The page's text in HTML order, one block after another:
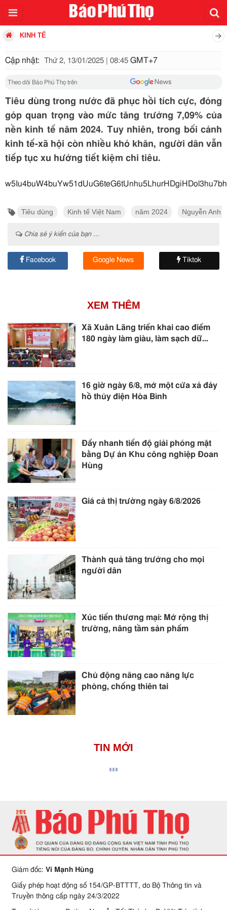
KINH TẾ
Cập nhật: Thứ 2, 13/01/2025 | 08:45 GMT+7
Theo dõi Báo Phú Thọ trên
Tiêu dùng trong nước đã phục hồi tích cực, đóng
góp quan trọng vào mức tăng trưởng 7,09% của
nền kinh tế năm 2024. Tuy nhiên, trong bối cảnh
kinh tế-xã hội còn nhiều khó khăn, người dân vẫn
tiếp tục xu hướng tiết kiệm chi tiêu.
Tiêu dùng Kinh tế Việt Nam năm 2024 Nguyễn Anh
Chia sẻ ý kiến của bạn ...
Facebook Google News Tiktok
XEM THÊM
Xã Xuân Lãng triển khai cao điểm
180 ngày làm giàu, làm sạch dữ...
16 giờ ngày 6/8, mở một cửa xả đáy
hồ thủy điện Hòa Bình
Đẩy nhanh tiến độ giải phóng mặt
bằng Dự án Khu công nghiệp Đoan
Hùng
Giá cả thị trường ngày 6/8/2026
Thành quả tăng trưởng cho mọi
người dân
Xúc tiến thương mại: Mở rộng thị
trường, nâng tầm sản phẩm
Chủ động nâng cao năng lực
phòng, chống thiên tai
TIN MỚI
Giám đốc: Vi Mạnh Hùng
Giấy phép hoạt động số 154/GP-BTTTT, do Bộ Thông tin và
Truyền thông cấp ngày 24/3/2022